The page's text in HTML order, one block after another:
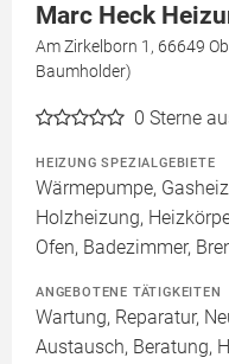
Marc Heck
Am Zirkelborn 1, 66649
Baumholder)
0 Sterne
HEIZUNG SPEZIALGEBIETE
Wärmepumpe,
Holzheizung,
Ofen, Badezimmer,
ANGEBOTENE TÄTIGKEITEN
Wartung, Reparatur,
Austausch, Beratung,